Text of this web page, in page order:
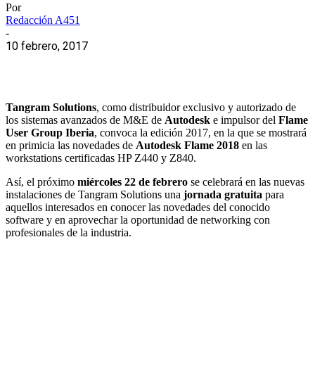
Por
Redacción A451
-
10 febrero, 2017
Tangram Solutions, como distribuidor exclusivo y autorizado de
los sistemas avanzados de M&E de Autodesk e impulsor del Flame
User Group Iberia, convoca la edición 2017, en la que se mostrará
en primicia las novedades de Autodesk Flame 2018 en las
workstations certificadas HP Z440 y Z840.
Así, el próximo miércoles 22 de febrero se celebrará en las nuevas
instalaciones de Tangram Solutions una jornada gratuita para
aquellos interesados en conocer las novedades del conocido
software y en aprovechar la oportunidad de networking con
profesionales de la industria.